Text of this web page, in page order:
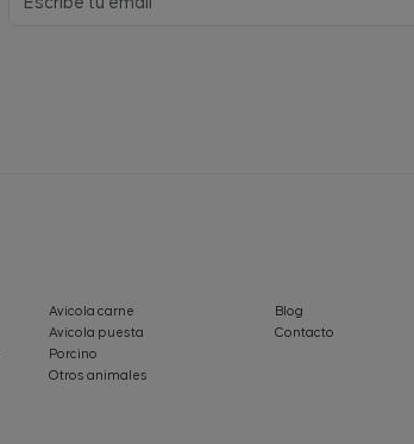
Avícola carne
Avícola puesta
Porcino
Otros animales
Blog
Contacto